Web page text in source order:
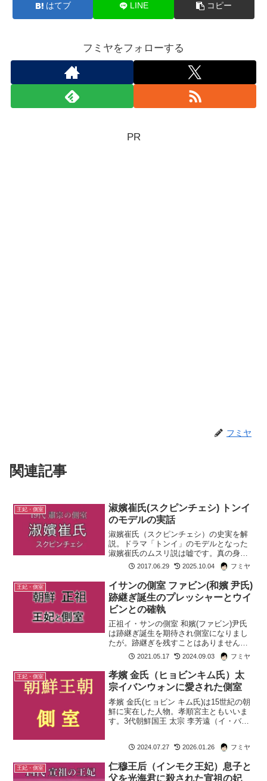
はてブ LINE コピー
フミヤをフォローする
PR
フミヤ
関連記事
王妃・側室
淑嬪崔氏(スクピンチェシ) トンイ
のモデルの実話
淑嬪崔氏（スクピンチェシ）の史実を解
説。ドラマ「トンイ」のモデルとなった
淑嬪崔氏のムスリ説は嘘です。真の身分
や、粛宗との出会い、息子・英祖との関
係、禧嬪張氏との対立の真相まで詳しく
紹介します。
2017.06.29 2025.10.04 フミヤ
王妃・側室
イサンの側室 ファビン(和嬪 尹氏)
跡継ぎ誕生のプレッシャーとウイ
ビンとの確執
正祖イ・サンの側室 和嬪(ファビン)尹氏
は跡継ぎ誕生を期待され側室になりまし
たが。跡継ぎを残すことはありませんで
した。彼女が抱えるプレッシャーや宜嬪
成氏との葛藤。ドラマ「イ・サン」「赤
い袖先」に描かれたファビンも紹介しま
す。
2021.05.17 2024.09.03 フミヤ
王妃・側室
孝嬪 金氏（ヒョビンキム氏）太
宗イバンウォンに愛された側室
孝嬪 金氏(ヒョビン キム氏)は15世紀の朝
鮮に実在した人物。孝順宮主ともいいま
す。3代朝鮮国王 太宗 李芳遠（イ・バン
を受ける側室ミン氏として登場します。
2024.07.27 2026.01.26 フミヤ
王妃・側室
仁穆王后（インモク王妃）息子と
父を光海君に殺された宣祖の妃